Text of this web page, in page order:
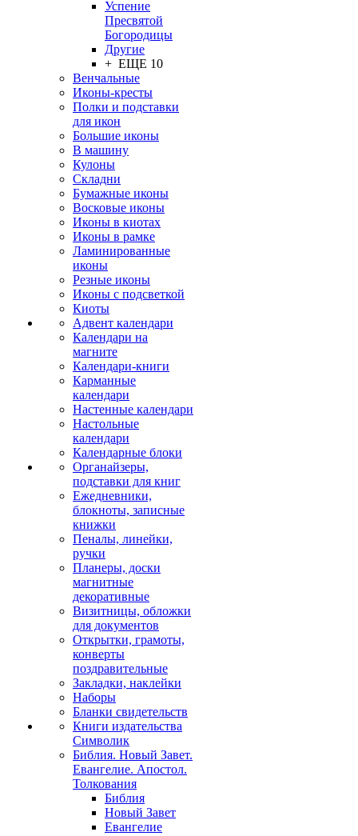
Успение
Пресвятой
Богородицы
Другие
+ ЕЩЕ 10
Венчальные
Иконы-кресты
Полки и подставки
для икон
Большие иконы
В машину
Кулоны
Складни
Бумажные иконы
Восковые иконы
Иконы в киотах
Иконы в рамке
Ламинированные
иконы
Резные иконы
Иконы с подсветкой
Киоты
Адвент календари
Календари на
магните
Календари-книги
Карманные
календари
Настенные календари
Настольные
календари
Календарные блоки
Органайзеры,
подставки для книг
Ежедневники,
блокноты, записные
книжки
Пеналы, линейки,
ручки
Планеры, доски
магнитные
декоративные
Визитницы, обложки
для документов
Открытки, грамоты,
конверты
поздравительные
Закладки, наклейки
Наборы
Бланки свидетельств
Книги издательства
Символик
Библия. Новый Завет.
Евангелие. Апостол.
Толкования
Библия
Новый Завет
Евангелие